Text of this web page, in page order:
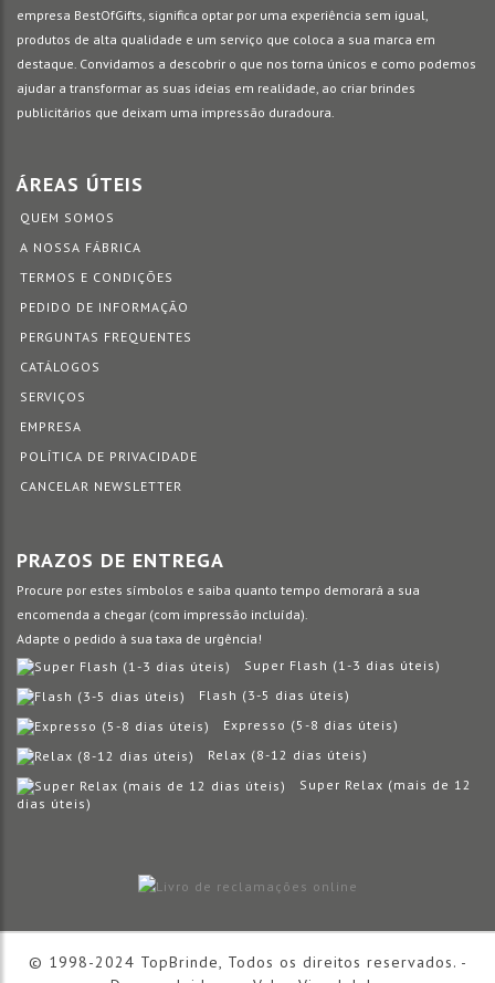
empresa BestOfGifts, significa optar por uma experiência sem igual,
produtos de alta qualidade e um serviço que coloca a sua marca em
destaque. Convidamos a descobrir o que nos torna únicos e como podemos
ajudar a transformar as suas ideias em realidade, ao criar brindes
publicitários que deixam uma impressão duradoura.
ÁREAS ÚTEIS
QUEM SOMOS
A NOSSA FÁBRICA
TERMOS E CONDIÇÕES
PEDIDO DE INFORMAÇÃO
PERGUNTAS FREQUENTES
CATÁLOGOS
SERVIÇOS
EMPRESA
POLÍTICA DE PRIVACIDADE
CANCELAR NEWSLETTER
PRAZOS DE ENTREGA
Procure por estes símbolos e saiba quanto tempo demorará a sua
encomenda a chegar (com impressão incluída).
Adapte o pedido à sua taxa de urgência!
Super Flash (1-3 dias úteis)
Flash (3-5 dias úteis)
Expresso (5-8 dias úteis)
Relax (8-12 dias úteis)
Super Relax (mais de 12
dias úteis)
© 1998-2024 TopBrinde, Todos os direitos reservados. -